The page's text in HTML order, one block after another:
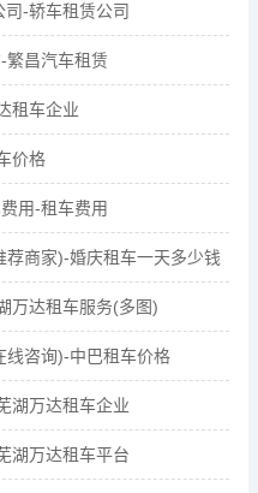
-轿车租赁公司
繁昌汽车租赁
租车企业
价格
用-租车费用
商家)-婚庆租车一天多少钱
万达租车服务(多图)
线咨询)-中巴租车价格
湖万达租车企业
湖万达租车平台